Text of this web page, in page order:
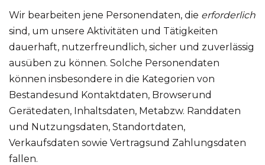
Wir bearbeiten jene Personendaten, die erforderlich
sind, um unsere Aktivitäten und Tätigkeiten
dauerhaft, nutzerfreundlich, sicher und zuverlässig
ausüben zu können. Solche Personendaten
können insbesondere in die Kategorien von
Bestandesund Kontaktdaten, Browserund
Gerätedaten, Inhaltsdaten, Metabzw. Randdaten
und Nutzungsdaten, Standortdaten,
Verkaufsdaten sowie Vertragsund Zahlungsdaten
fallen.